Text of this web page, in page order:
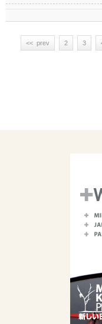
<< prev 2 3